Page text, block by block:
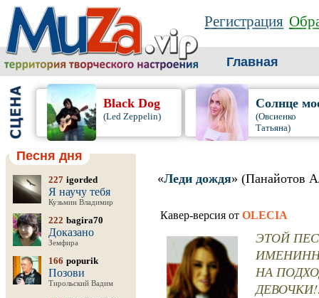
Регистрация
Главная
Black Dog
(Led Zeppelin)
Солнце
(Овсиенко
Татьяна)
Песня дня
227 igorded
Я научу тебя
Кузьмин Владимир
222 bagira70
Доказано
Земфира
166 popurik
Позови
Тирольский Вадим
«Леди дождя» (Панайотов
Кавер-версия от OLECIA
ЭТОЙ
НА